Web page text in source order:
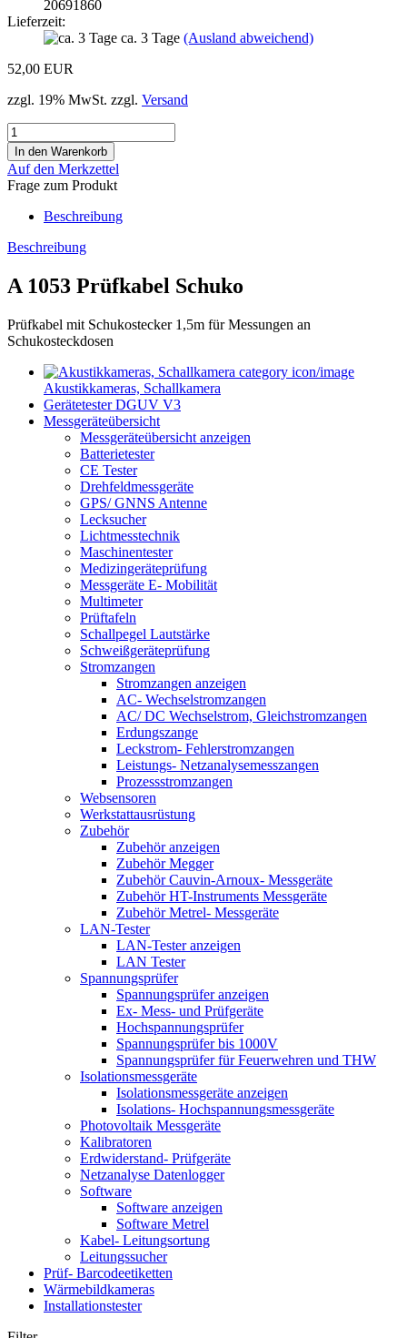
20691860
Lieferzeit:
ca. 3 Tage (Ausland abweichend)
52,00 EUR
zzgl. 19% MwSt. zzgl. Versand
Auf den Merkzettel
Frage zum Produkt
Beschreibung
Beschreibung
A 1053 Prüfkabel Schuko
Prüfkabel mit Schukostecker 1,5m für Messungen an
Schukosteckdosen
Akustikkameras, Schallkamera
Gerätetester DGUV V3
Messgeräteübersicht
Messgeräteübersicht anzeigen
Batterietester
CE Tester
Drehfeldmessgeräte
GPS/ GNNS Antenne
Lecksucher
Lichtmesstechnik
Maschinentester
Medizingeräteprüfung
Messgeräte E- Mobilität
Multimeter
Prüftafeln
Schallpegel Lautstärke
Schweißgeräteprüfung
Stromzangen
Stromzangen anzeigen
AC- Wechselstromzangen
AC/ DC Wechselstrom, Gleichstromzangen
Erdungszange
Leckstrom- Fehlerstromzangen
Leistungs- Netzanalysemesszangen
Prozessstromzangen
Websensoren
Werkstattausrüstung
Zubehör
Zubehör anzeigen
Zubehör Megger
Zubehör Cauvin-Arnoux- Messgeräte
Zubehör HT-Instruments Messgeräte
Zubehör Metrel- Messgeräte
LAN-Tester
LAN-Tester anzeigen
LAN Tester
Spannungsprüfer
Spannungsprüfer anzeigen
Ex- Mess- und Prüfgeräte
Hochspannungsprüfer
Spannungsprüfer bis 1000V
Spannungsprüfer für Feuerwehren und THW
Isolationsmessgeräte
Isolationsmessgeräte anzeigen
Isolations- Hochspannungsmessgeräte
Photovoltaik Messgeräte
Kalibratoren
Erdwiderstand- Prüfgeräte
Netzanalyse Datenlogger
Software
Software anzeigen
Software Metrel
Kabel- Leitungsortung
Leitungssucher
Prüf- Barcodeetiketten
Wärmebildkameras
Installationstester